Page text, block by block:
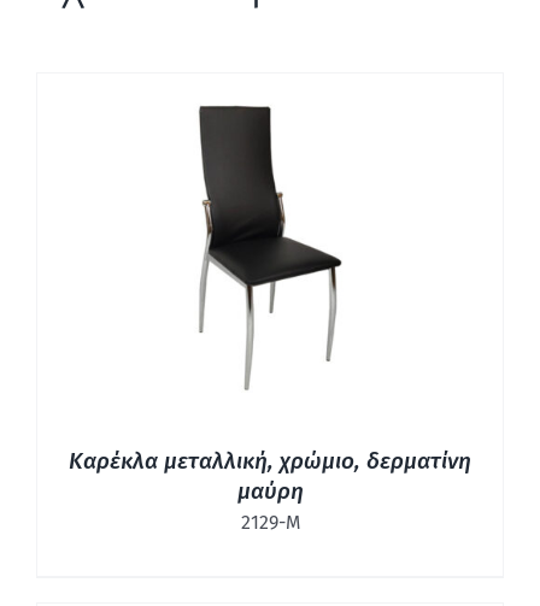
ΛΕΠΤΟΜΈΡΕΙΕΣ
Καρέκλα μεταλλική, χρώμιο, δερματίνη
μαύρη
2129-Μ